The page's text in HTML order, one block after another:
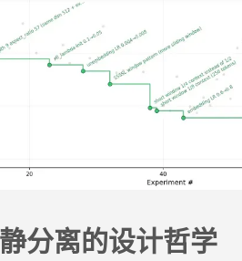
分离的设计哲学